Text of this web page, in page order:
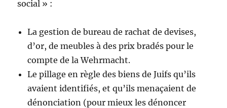
social » :
La gestion de bureau de rachat de devises,
d’or, de meubles à des prix bradés pour le
compte de la Wehrmacht.
Le pillage en règle des biens de Juifs qu’ils
avaient identifiés, et qu’ils menaçaient de
dénonciation (pour mieux les dénoncer